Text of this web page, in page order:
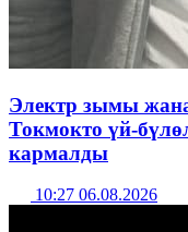
Электр зымы
Токмокто үй-
кармалды
10:27 06.08.2026